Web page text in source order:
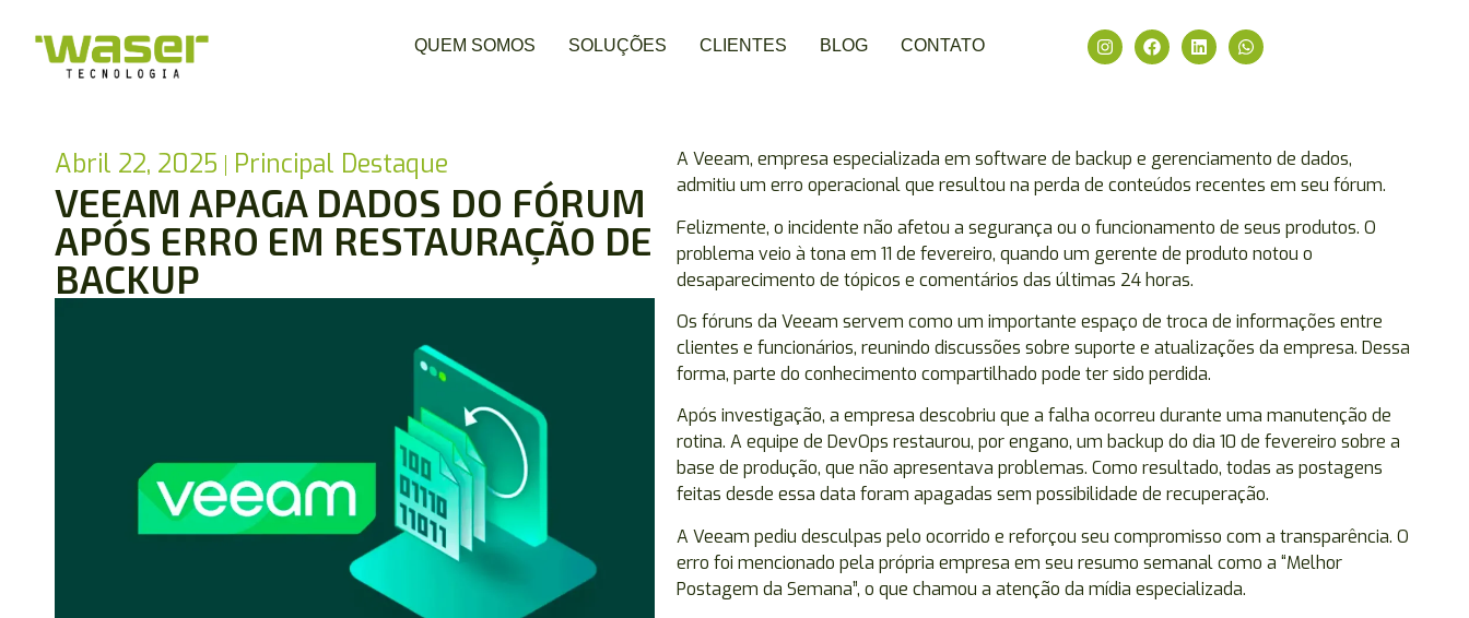
QUEM SOMOS SOLUÇÕES CLIENTES BLOG CONTATO
Abril 22, 2025 Principal Destaque
VEEAM APAGA DADOS DO FÓRUM
APÓS ERRO EM RESTAURAÇÃO DE
BACKUP
A Veeam, empresa especializada em software de backup e gerenciamento de dados,
admitiu um erro operacional que resultou na perda de conteúdos recentes em seu fórum.
Felizmente, o incidente não afetou a segurança ou o funcionamento de seus produtos. O
problema veio à tona em 11 de fevereiro, quando um gerente de produto notou o
desaparecimento de tópicos e comentários das últimas 24 horas.
Os fóruns da Veeam servem como um importante espaço de troca de informações entre
clientes e funcionários, reunindo discussões sobre suporte e atualizações da empresa. Dessa
forma, parte do conhecimento compartilhado pode ter sido perdida.
Após investigação, a empresa descobriu que a falha ocorreu durante uma manutenção de
rotina. A equipe de DevOps restaurou, por engano, um backup do dia 10 de fevereiro sobre a
base de produção, que não apresentava problemas. Como resultado, todas as postagens
feitas desde essa data foram apagadas sem possibilidade de recuperação.
A Veeam pediu desculpas pelo ocorrido e reforçou seu compromisso com a transparência. O
erro foi mencionado pela própria empresa em seu resumo semanal como a “Melhor
Postagem da Semana”, o que chamou a atenção da mídia especializada.